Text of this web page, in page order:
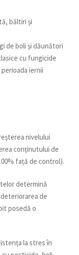
băltiri și
de boli și dăunători
cu fungicide
iernii
nivelului
conținutului de
față de control).
determină
de
posedă o
la stres în